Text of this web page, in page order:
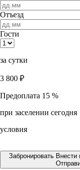
Отъезд
Гости
за сутки
3 800 ₽
Предоплата 15 %
при заселении сегодня
условия
Забронировать Внести